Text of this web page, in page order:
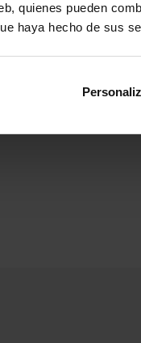
quienes pueden
haya hecho de sus